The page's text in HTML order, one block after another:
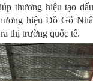
thương hiệu tạo
hiệu Đồ Gỗ
thị trường quốc tế.